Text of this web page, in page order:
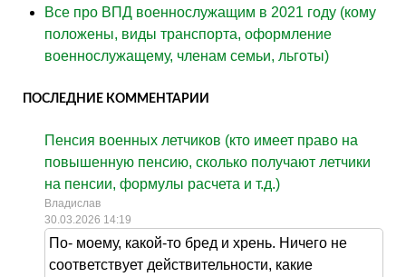
Все про ВПД военнослужащим в 2021 году (кому
положены, виды транспорта, оформление
военнослужащему, членам семьи, льготы)
ПОСЛЕДНИЕ КОММЕНТАРИИ
Пенсия военных летчиков (кто имеет право на
повышенную пенсию, сколько получают летчики
на пенсии, формулы расчета и т.д.)
Владислав
30.03.2026 14:19
По- моему, какой-то бред и хрень. Ничего не
соответствует действительности, какие